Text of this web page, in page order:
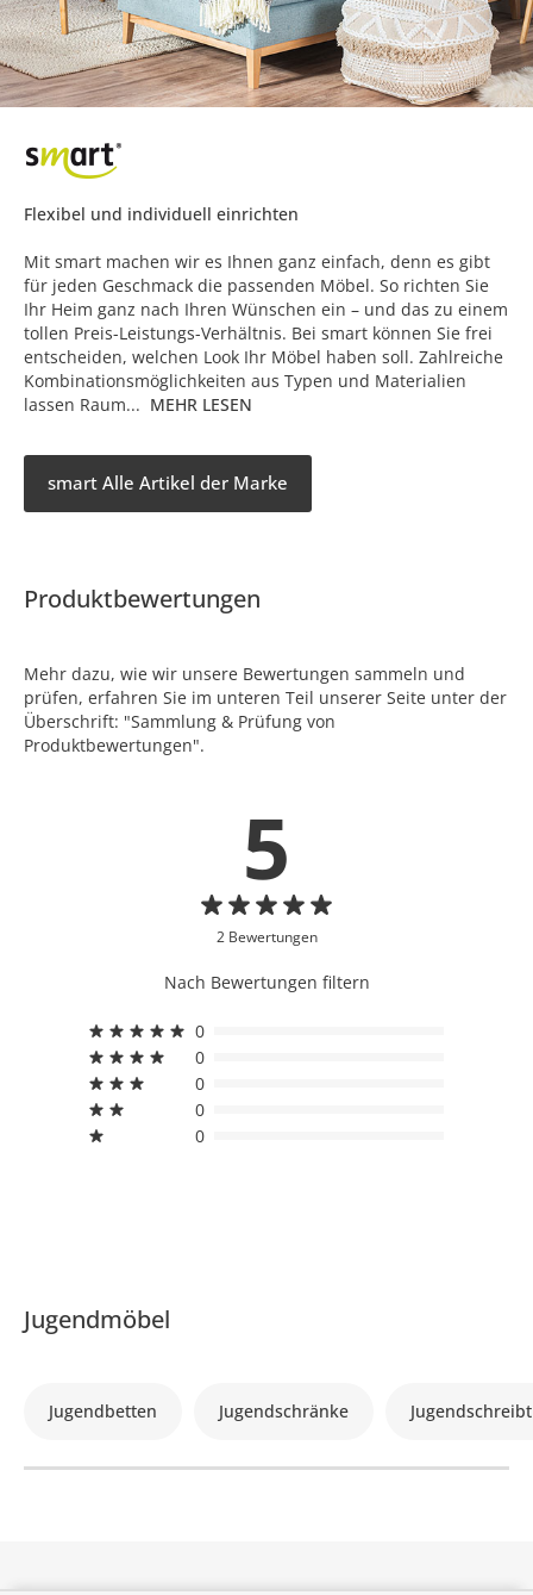
Flexibel und individuell einrichten
Mit smart machen wir es Ihnen ganz einfach, denn es gibt
für jeden Geschmack die passenden Möbel. So richten Sie
Ihr Heim ganz nach Ihren Wünschen ein – und das zu einem
tollen Preis-Leistungs-Verhältnis. Bei smart können Sie frei
entscheiden, welchen Look Ihr Möbel haben soll. Zahlreiche
Kombinationsmöglichkeiten aus Typen und Materialien
lassen Raum... MEHR LESEN
smart Alle Artikel der Marke
Produktbewertungen
Mehr dazu, wie wir unsere Bewertungen sammeln und
prüfen, erfahren Sie im unteren Teil unserer Seite unter der
Überschrift: "Sammlung & Prüfung von
Produktbewertungen".
5
2 Bewertungen
Nach Bewertungen filtern
0
0
0
0
0
Jugendmöbel
Jugendbetten Jugendschränke